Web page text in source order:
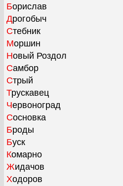
Борислав
Дрогобыч
Стебник
Моршин
Новый Роздол
Самбор
Стрый
Трускавец
Червоноград
Сосновка
Броды
Буск
Комарно
Жидачов
Ходоров